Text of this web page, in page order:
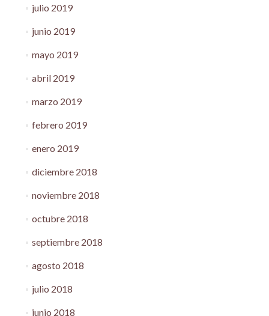
julio 2019
junio 2019
mayo 2019
abril 2019
marzo 2019
febrero 2019
enero 2019
diciembre 2018
noviembre 2018
octubre 2018
septiembre 2018
agosto 2018
julio 2018
junio 2018